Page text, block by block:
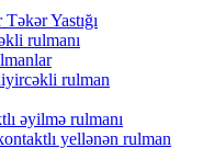
Yastığı
rulmanı
rulman
əyilmə rulmanı
yellənən rulman